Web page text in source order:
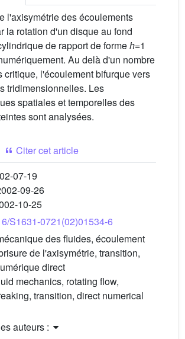
l'axisymétrie des écoulements
la rotation d'un disque au fond
de rapport de formeh=1
Au delà d'un nombre
critique, l'écoulement bifurque vers
tridimensionnelles. Les
spatiales et temporelles des
sont analysées.
Citer cet article
07-19
09-26
10-25
S1631-0721(02)01534-6
des fluides, écoulement
de l'axisymétrie, transition,
direct
mechanics, rotating flow,
transition, direct numerical
auteurs :